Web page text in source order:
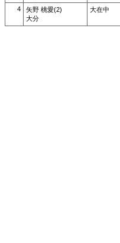
4
矢野 桃愛(2)
大分
大在中